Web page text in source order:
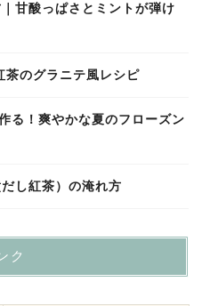
甘酸っぱさとミントが弾け
茶のグラニテ風レシピ
る！爽やかな夏のフローズン
し紅茶）の淹れ方
ク